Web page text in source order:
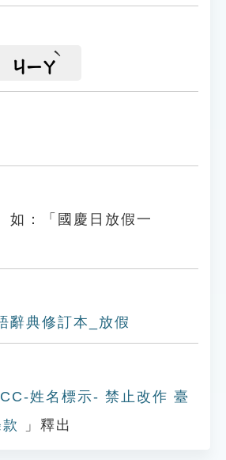
ㄐㄧㄚ
如：「國慶日放假一
辭典修訂本_放假
姓名標示- 禁止改作 臺
」釋出